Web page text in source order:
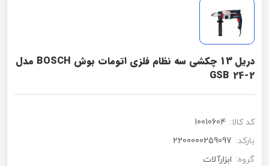
دریل 13 چکشی سه نظام فلزی اتومات بوش BOSCH مدل
GSB 24-2
کد کالا: 10010604
بارکد: 2200000259097
گروه: ابزارآلات